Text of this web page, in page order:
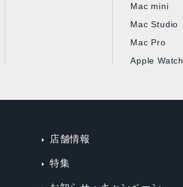
Mac mini
Mac Studio
Mac Pro
Apple Watch
店舗情報
特集